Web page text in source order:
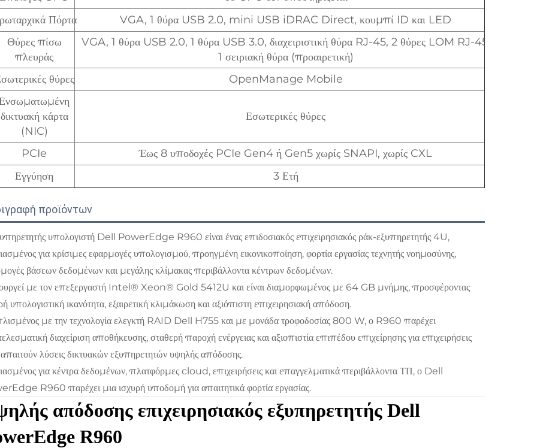
Πόρτα
VGA, 1 θύρα USB 2.0, mini USB iDRAC Direct, κουμπί ID και LED
Θύρες πίσω
πλευράς
VGA, 1 θύρα USB 2.0, 1 θύρα USB 3.0, διαχειριστική θύρα RJ-45, 2 θύρες LOM RJ-45,
1 σειριακή θύρα (προαιρετική)
θύρες
OpenManage Mobile
δικτυακή κάρτα
(NIC)
Εσωτερικές θύρες
PCIe
Έως 8 υποδοχές PCIe Gen4 ή Gen5 χωρίς SNAPI, χωρίς CXL
Εγγύηση
3 Ετή
προϊόντων
υπολογιστή Dell PowerEdge R960 είναι ένας επιδοσιακός επιχειρησιακός ράκ-εξυπηρετητής 4U,
για κρίσιμες εφαρμογές υπολογισμού, προηγμένη εικονικοποίηση, φορτία εργασίας τεχνητής νοημοσύνης,
βάσεων δεδομένων και μεγάλης κλίμακας περιβάλλοντα κέντρων δεδομένων.
με τον επεξεργαστή Intel® Xeon® Gold 5412U και είναι διαμορφωμένος με 64 GB μνήμης, προσφέροντας
υπολογιστική ικανότητα, εξαιρετική κλιμάκωση και αξιόπιστη επιχειρησιακή απόδοση.
με την τεχνολογία ελεγκτή RAID Dell H755 και με μονάδα τροφοδοσίας 800 W, ο R960 παρέχει
διαχείριση αποθήκευσης, σταθερή παροχή ενέργειας και αξιοπιστία επιπέδου επιχείρησης για επιχειρήσεις
λύσεις δικτυακών εξυπηρετητών υψηλής απόδοσης.
για κέντρα δεδομένων, πλατφόρμες cloud, επιχειρήσεις και επαγγελματικά περιβάλλοντα ΤΠ, ο Dell
R960 παρέχει μια ισχυρή υποδομή για απαιτητικά φορτία εργασίας.
απόδοσης επιχειρησιακός εξυπηρετητής Dell
R960